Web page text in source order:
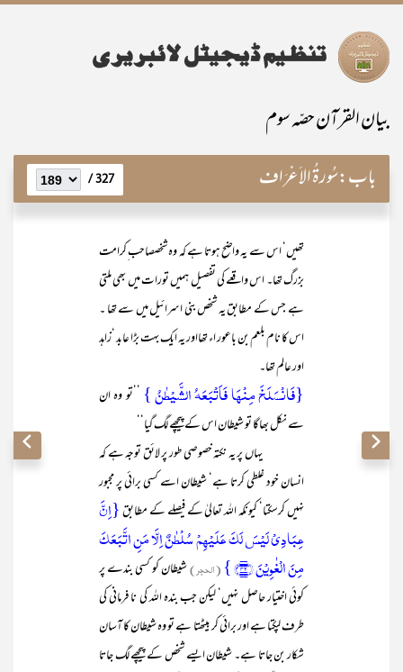
بیان القرآن حصّہ سوم
باب:سُورۃُ الاَعْرَاف 327 /
تھیں‘ اس سے یہ واضح ہوتا ہے کہ وہ شخصصاحب ِکرامت
بزرگ تھا۔ اس واقعے کی تفصیل ہمیں تورات میں بھی ملتی
ہے جس کے مطابق یہ شخص بنی اسرائیل میں سے تھا ۔
اس کا نام بلعم بن باعور اء تھااور یہ ایک بہت بڑا عابد ‘زاہد
اور عالم تھا۔
{فَانْسَلَخَ مِنْہَا فَاَتْبَعَہُ الشَّیْطٰنُ } ’’تو وہ ان
سے نکل بھاگا تو شیطان اس کے پیچھے لگ گیا‘‘
یہاں پر یہ نکتہ خصوصی طور پر لائق توجہ ہے کہ
انسان خود غلطی کرتا ہے‘ شیطان اسے کسی برائی پر مجبور
نہیں کرسکتا‘ کیونکہ اللہ تعالیٰ کے فیصلے کے مطابق{اِنَّ
عِبَادِیۡ لَیۡسَ لَکَ عَلَیۡہِمۡ سُلۡطٰنٌ اِلَّا مَنِ اتَّبَعَکَ
مِنَ الۡغٰوِیۡنَ ﴿۴۲﴾ }
(الحجر)شیطان کو کسی بندے پر
کوئی اختیار حاصل نہیں‘ لیکن جب بندہ اللہ کی نا فرمانی کی
طرف لپکتا ہے اور برائی کر بیٹھتا ہے تو وہ شیطان کا آسان
شکار بن جاتا ہے۔ شیطان ایسے شخص کے پیچھے لگ جاتا